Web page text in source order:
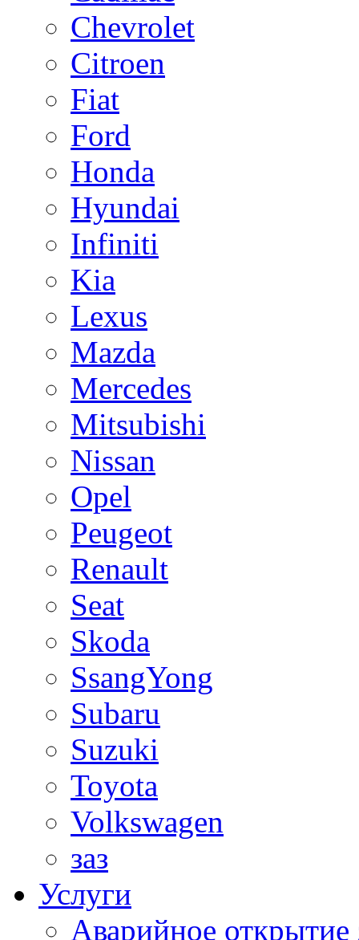
Chevrolet
Citroen
Fiat
Ford
Honda
Hyundai
Infiniti
Kia
Lexus
Mazda
Mercedes
Mitsubishi
Nissan
Opel
Peugeot
Renault
Seat
Skoda
SsangYong
Subaru
Suzuki
Toyota
Volkswagen
заз
Услуги
Аварийное